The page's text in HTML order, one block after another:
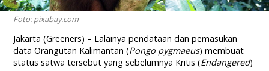
Foto: pixabay.com
Jakarta (Greeners) – Lalainya pendataan dan pemasukan
data Orangutan Kalimantan (Pongo pygmaeus) membuat
status satwa tersebut yang sebelumnya Kritis (Endangered)